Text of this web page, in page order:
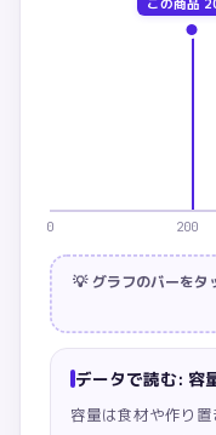
0 200
💡 グラフのバーをタ
データで読む: 容
容量は食材や作り